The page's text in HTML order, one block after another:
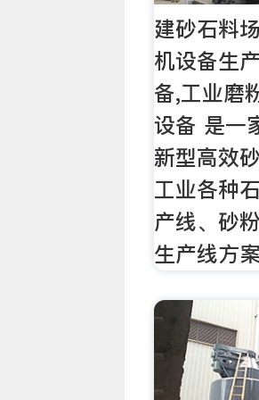
建砂石料
机设备生
备,工业磨
设备 是一
新型高效
工业各种
产线、砂
生产线方